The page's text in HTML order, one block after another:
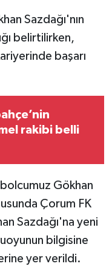
Sazdağı'nın
belirtilirken,
başarı
rakibi belli
Gökhan
Çorum FK
Sazdağı'na yeni
bilgisine
yer verildi.